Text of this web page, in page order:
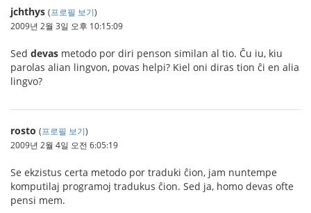
jchthys (프로필 보기)
2009년 2월 3일 오후 10:15:09
Sed devas metodo por diri penson similan al tio. Ĉu iu, kiu
parolas alian lingvon, povas helpi? Kiel oni diras tion ĉi en alia
lingvo?
rosto (프로필 보기)
2009년 2월 4일 오전 6:05:19
Se ekzistus certa metodo por traduki ĉion, jam nuntempe
komputilaj programoj tradukus ĉion. Sed ja, homo devas ofte
pensi mem.